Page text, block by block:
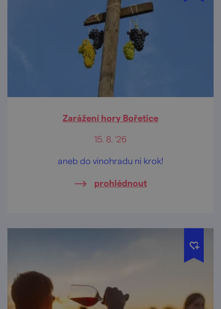
Zarážení hory Bořetice
15. 8. '26
aneb do vinohradu ni krok!
prohlédnout